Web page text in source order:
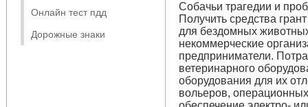
Онлайн тест пдд
Дорожные знаки
Собачьи трагедии и
​Получить средства
для бездомных
некоммерческие
предприниматели.
ветеринарного
оборудования для их
вольеров,